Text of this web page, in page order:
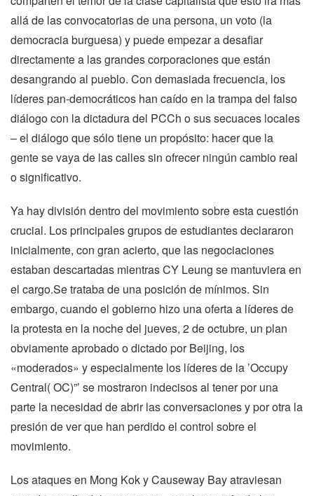
allá de las convocatorias de una persona, un voto (la
democracia burguesa) y puede empezar a desafiar
directamente a las grandes corporaciones que están
desangrando al pueblo. Con demasiada frecuencia, los
líderes pan-democráticos han caído en la trampa del falso
diálogo con la dictadura del PCCh o sus secuaces locales
– el diálogo que sólo tiene un propósito: hacer que la
gente se vaya de las calles sin ofrecer ningún cambio real
o significativo.
Ya hay división dentro del movimiento sobre esta cuestión
crucial. Los principales grupos de estudiantes declararon
inicialmente, con gran acierto, que las negociaciones
estaban descartadas mientras CY Leung se mantuviera en
el cargo.Se trataba de una posición de mínimos. Sin
embargo, cuando el gobierno hizo una oferta a líderes de
la protesta en la noche del jueves, 2 de octubre, un plan
obviamente aprobado o dictado por Beijing, los
«moderados» y especialmente los líderes de la ’Occupy
Central( OC)”’ se mostraron indecisos al tener por una
parte la necesidad de abrir las conversaciones y por otra la
presión de ver que han perdido el control sobre el
movimiento.
Los ataques en Mong Kok y Causeway Bay atraviesan